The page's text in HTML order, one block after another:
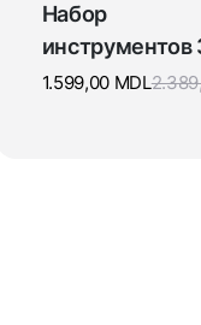
Набор
инструментов
1: Болгарка,
1.599,00 MDL